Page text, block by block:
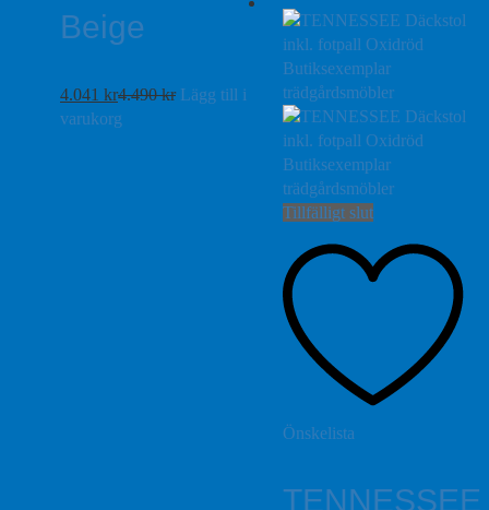
Beige
4.041 kr4.490kr Lägg till i
varukorg
Tillfälligt slut
Önskelista
TENNESSEE